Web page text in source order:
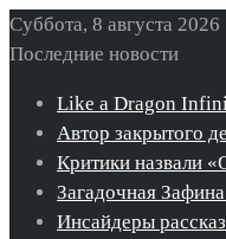
Суббота, 8 августа 2026
Последние новости
Like a Dragon
Автор закрытого
Критики назвали
Загадочная
Инсайдеры